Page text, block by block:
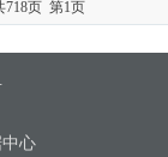
718页 第1页
心